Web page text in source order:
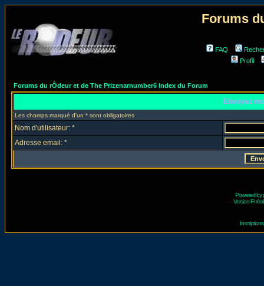
Forums
FAQ
Profil
Forums du rÔdeur et de The Prizenarnumber6 Index du Forum
Envoyez
Les champs marqué d'un * sont obligatoires
Nom d'utilisateur: *
Adresse email: *
Powered by
Version Fr